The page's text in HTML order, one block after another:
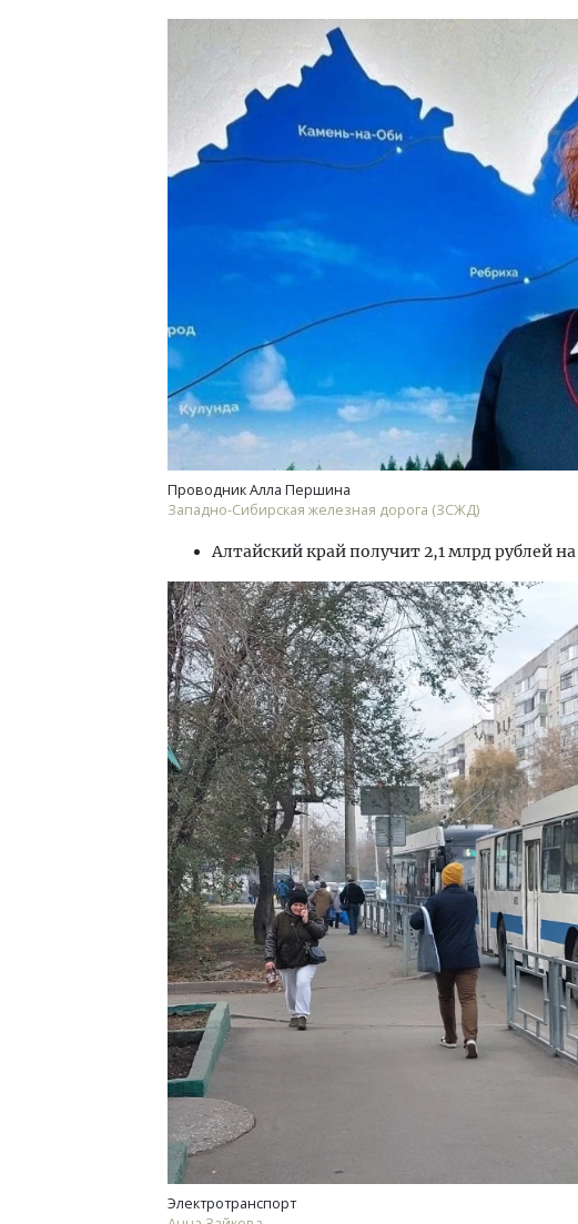
Проводник Алла Першина
Западно-Сибирская железная дорога (ЗСЖД)
Алтайский край получит 2,1 млрд рублей на
Электротранспорт